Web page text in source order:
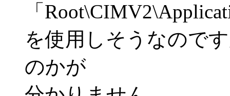
「
を使用しそうなので
のかが